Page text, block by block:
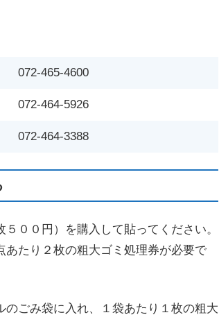
072-465-4600
072-464-5926
072-464-3388
００円）を購入して貼ってください。
たり２枚の粗大ゴミ処理券が必要で
ごみ袋に入れ、１袋あたり１枚の粗大